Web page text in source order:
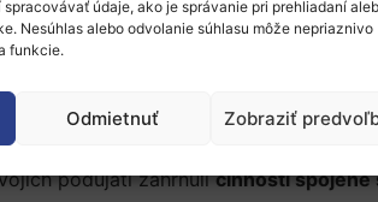
údaje, ako je správanie pri prehliadaní
Nesúhlas alebo odvolanie súhlasu môže nepriaznivo
funkcie.
Odmietnuť Zobraziť
aspekty so zábavou, najmä
vedecké šou, simulácie, debaty, hry,
podporiť formálne a neformálne
európsky rozmer, rodovú rovnosť a
dohoda
pre EÚ a jej občanov,
podujatí zahrnuličinnosti spojené